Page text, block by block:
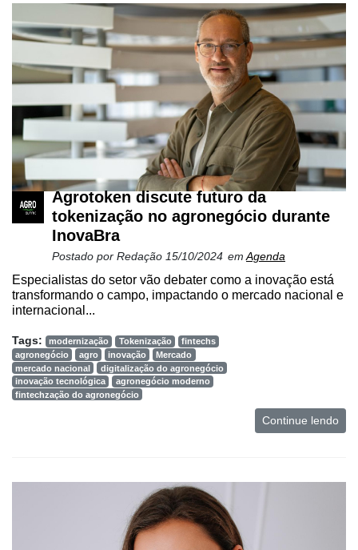
Agrotoken discute futuro da
tokenização no agronegócio durante
InovaBra
Postado por Redação 15/10/2024 emAgenda
Especialistas do setor vão debater como a inovação está
transformando o campo, impactando o mercado nacional e
internacional...
Tags: modernização Tokenização
fintechs
agronegócio
agro inovação
Mercado
mercado nacional
digitalização do agronegócio
inovação tecnológica
agronegócio moderno
fintechzação do agronegócio
Continue lendo